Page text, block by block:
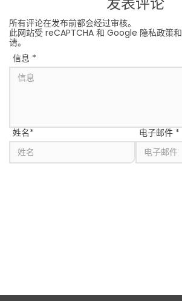
所有评论在发布前都会经过审核。
此网站受 reCAPTCHA 和 Google 隐私政策和
请。
姓名* 电子邮件 *
信息 *